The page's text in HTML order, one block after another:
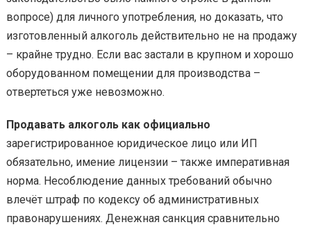
вопросе) для личного употребления, но доказать, что
изготовленный алкоголь действительно не на продажу
– крайне трудно. Если вас застали в крупном и хорошо
оборудованном помещении для производства –
отвертеться уже невозможно.
Продавать алкоголь как официально
зарегистрированное юридическое лицо или ИП
обязательно, имение лицензии – также императивная
норма. Несоблюдение данных требований обычно
влечёт штраф по кодексу об административных
правонарушениях. Денежная санкция сравнительно